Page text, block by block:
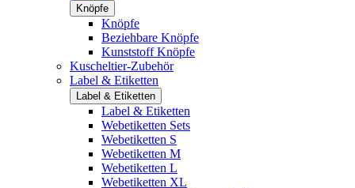
Knöpfe
Knöpfe
Beziehbare Knöpfe
Kunststoff Knöpfe
Kuscheltier-Zubehör
Label & Etiketten
Label & Etiketten
Label & Etiketten
Webetiketten Sets
Webetiketten S
Webetiketten M
Webetiketten L
Webetiketten XL